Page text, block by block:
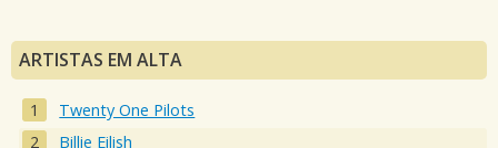
ARTISTAS EM ALTA
Twenty One Pilots
Billie Eilish